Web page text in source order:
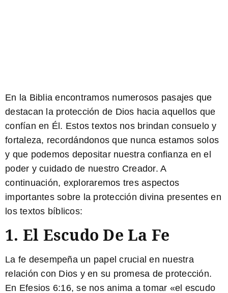
En la Biblia encontramos numerosos pasajes que
destacan la protección de Dios hacia aquellos que
confían en Él. Estos textos nos brindan consuelo y
fortaleza, recordándonos que nunca estamos solos
y que podemos depositar nuestra confianza en el
poder y cuidado de nuestro Creador. A
continuación, exploraremos tres aspectos
importantes sobre la protección divina presentes en
los textos bíblicos:
1. El Escudo De La Fe
La fe desempeña un papel crucial en nuestra
relación con Dios y en su promesa de protección.
En Efesios 6:16, se nos anima a tomar «el escudo